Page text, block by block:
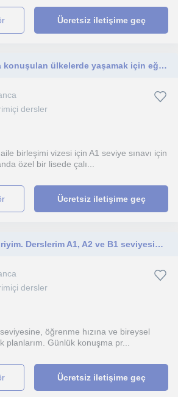
Ücretsiz iletişime geç
Çocuklar ve almanca konuşulan ülkelerde yaşamak için eğitim almak isteyen bireyler
dersler
birleşimi vizesi için A1 seviye sınavı için
özel bir lisede çalı...
Ücretsiz iletişime geç
​Sabırlı ve sevecen biriyim. Derslerim A1, A2 ve B1 seviyesindeki ilkokul ve ortaokul öğrencilerine yöneliktir.
dersler
öğrenme hızına ve bireysel
planlarım. Günlük konuşma pr...
Ücretsiz iletişime geç